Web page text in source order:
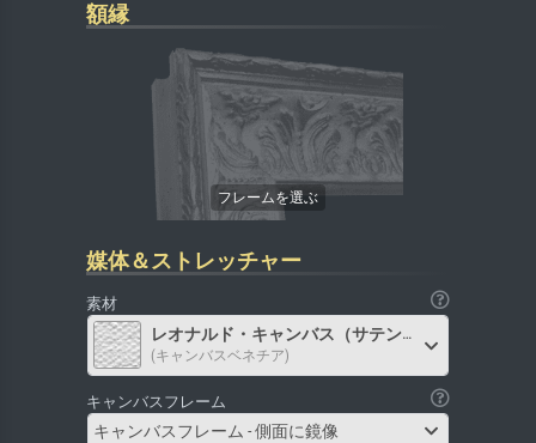
額縁
媒体＆ストレッチャー
素材
レオナルド・キャンバス（サテン）
(キャンバスベネチア)
キャンバスフレーム
キャンバスフレーム - 側面に鏡像